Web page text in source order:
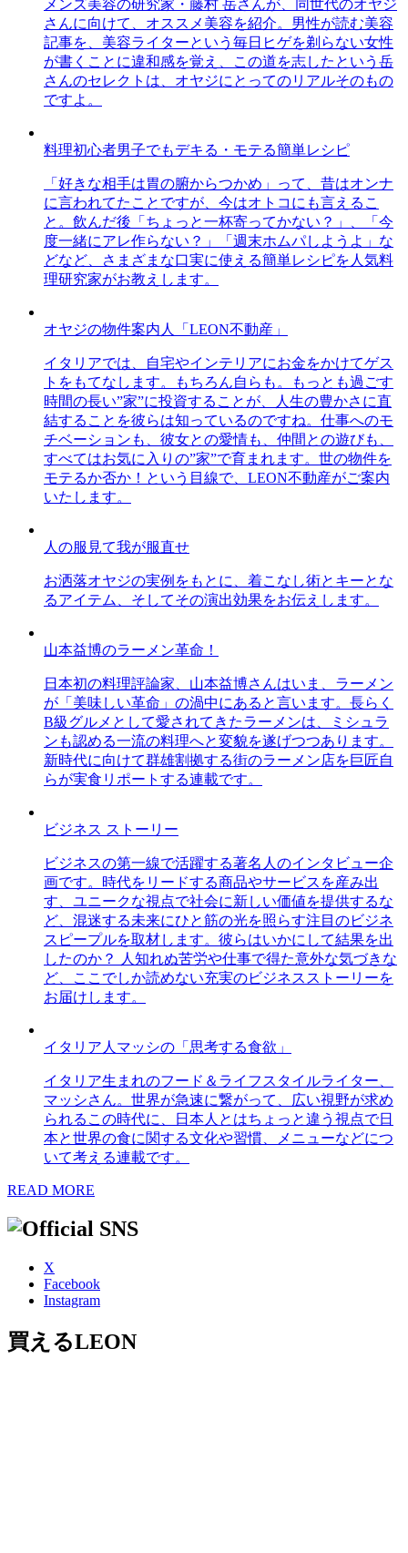
メンズ美容の研究家・藤村 岳さんが、同世代のオヤジ
さんに向けて、オススメ美容を紹介。男性が読む美容
記事を、美容ライターという毎日ヒゲを剃らない女性
が書くことに違和感を覚え、この道を志したという岳
さんのセレクトは、オヤジにとってのリアルそのもの
ですよ。
料理初心者男子でもデキる・モテる簡単レシピ
「好きな相手は胃の腑からつかめ」って、昔はオンナ
に言われてたことですが、今はオトコにも言えるこ
と。飲んだ後「ちょっと一杯寄ってかない？」、「今
度一緒にアレ作らない？」「週末ホムパしようよ」な
どなど、さまざまな口実に使える簡単レシピを人気料
理研究家がお教えします。
オヤジの物件案内人「LEON不動産」
イタリアでは、自宅やインテリアにお金をかけてゲス
トをもてなします。もちろん自らも。もっとも過ごす
時間の長い”家”に投資することが、人生の豊かさに直
結することを彼らは知っているのですね。仕事へのモ
チベーションも、彼女との愛情も、仲間との遊びも、
すべてはお気に入りの”家”で育まれます。世の物件を
モテるか否か！という目線で、LEON不動産がご案内
いたします。
人の服見て我が服直せ
お洒落オヤジの実例をもとに、着こなし術とキーとな
るアイテム、そしてその演出効果をお伝えします。
山本益博のラーメン革命！
日本初の料理評論家、山本益博さんはいま、ラーメン
が「美味しい革命」の渦中にあると言います。長らく
B級グルメとして愛されてきたラーメンは、ミシュラ
ンも認める一流の料理へと変貌を遂げつつあります。
新時代に向けて群雄割拠する街のラーメン店を巨匠自
らが実食リポートする連載です。
ビジネス ストーリー
ビジネスの第一線で活躍する著名人のインタビュー企
画です。時代をリードする商品やサービスを産み出
す、ユニークな視点で社会に新しい価値を提供するな
ど、混迷する未来にひと筋の光を照らす注目のビジネ
スピープルを取材します。彼らはいかにして結果を出
したのか？ 人知れぬ苦労や仕事で得た意外な気づきな
ど、ここでしか読めない充実のビジネスストーリーを
お届けします。
イタリア人マッシの「思考する食欲」
イタリア生まれのフード＆ライフスタイルライター、
マッシさん。世界が急速に繋がって、広い視野が求め
られるこの時代に、日本人とはちょっと違う視点で日
本と世界の食に関する文化や習慣、メニューなどにつ
いて考える連載です。
READ MORE
X
Facebook
Instagram
買えるLEON